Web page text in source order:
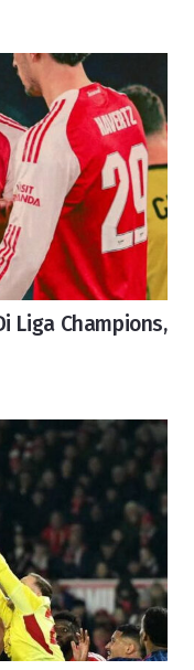
Liga Champions,